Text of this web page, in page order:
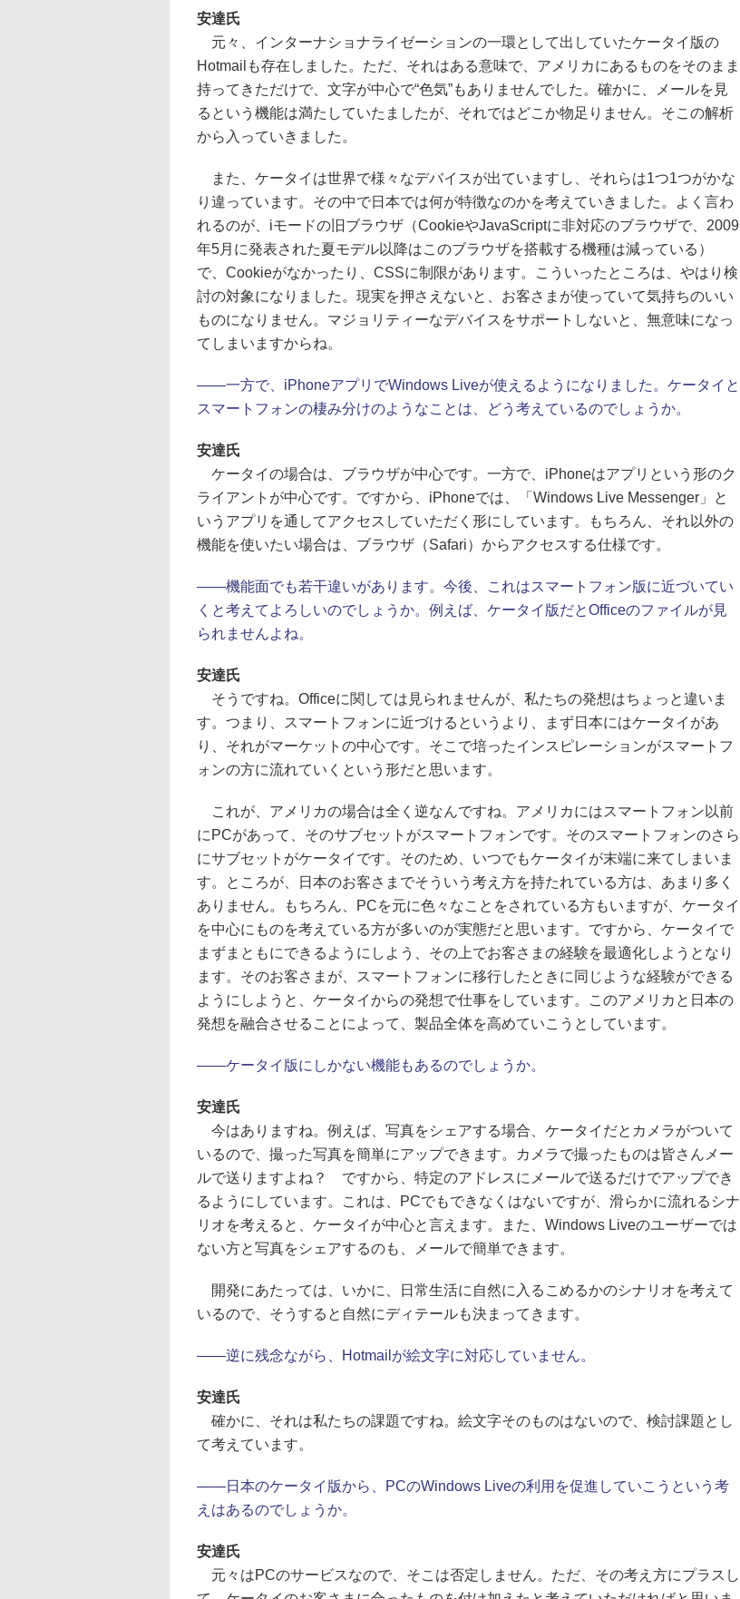
安達氏
元々、インターナショナライゼーションの一環として出していたケータイ版の
Hotmailも存在しました。ただ、それはある意味で、アメリカにあるものをそのまま
持ってきただけで、文字が中心で“色気”もありませんでした。確かに、メールを見
るという機能は満たしていたましたが、それではどこか物足りません。そこの解析
から入っていきました。
また、ケータイは世界で様々なデバイスが出ていますし、それらは1つ1つがかな
り違っています。その中で日本では何が特徴なのかを考えていきました。よく言わ
れるのが、iモードの旧ブラウザ（CookieやJavaScriptに非対応のブラウザで、2009
年5月に発表された夏モデル以降はこのブラウザを搭載する機種は減っている）
で、Cookieがなかったり、CSSに制限があります。こういったところは、やはり検
討の対象になりました。現実を押さえないと、お客さまが使っていて気持ちのいい
ものになりません。マジョリティーなデバイスをサポートしないと、無意味になっ
てしまいますからね。
――一方で、iPhoneアプリでWindows Liveが使えるようになりました。ケータイと
スマートフォンの棲み分けのようなことは、どう考えているのでしょうか。
安達氏
ケータイの場合は、ブラウザが中心です。一方で、iPhoneはアプリという形のク
ライアントが中心です。ですから、iPhoneでは、「Windows Live Messenger」と
いうアプリを通してアクセスしていただく形にしています。もちろん、それ以外の
機能を使いたい場合は、ブラウザ（Safari）からアクセスする仕様です。
――機能面でも若干違いがあります。今後、これはスマートフォン版に近づいてい
くと考えてよろしいのでしょうか。例えば、ケータイ版だとOfficeのファイルが見
られませんよね。
安達氏
そうですね。Officeに関しては見られませんが、私たちの発想はちょっと違いま
す。つまり、スマートフォンに近づけるというより、まず日本にはケータイがあ
り、それがマーケットの中心です。そこで培ったインスピレーションがスマートフ
ォンの方に流れていくという形だと思います。
これが、アメリカの場合は全く逆なんですね。アメリカにはスマートフォン以前
にPCがあって、そのサブセットがスマートフォンです。そのスマートフォンのさら
にサブセットがケータイです。そのため、いつでもケータイが末端に来てしまいま
す。ところが、日本のお客さまでそういう考え方を持たれている方は、あまり多く
ありません。もちろん、PCを元に色々なことをされている方もいますが、ケータイ
を中心にものを考えている方が多いのが実態だと思います。ですから、ケータイで
まずまともにできるようにしよう、その上でお客さまの経験を最適化しようとなり
ます。そのお客さまが、スマートフォンに移行したときに同じような経験ができる
ようにしようと、ケータイからの発想で仕事をしています。このアメリカと日本の
発想を融合させることによって、製品全体を高めていこうとしています。
――ケータイ版にしかない機能もあるのでしょうか。
安達氏
今はありますね。例えば、写真をシェアする場合、ケータイだとカメラがついて
いるので、撮った写真を簡単にアップできます。カメラで撮ったものは皆さんメー
ルで送りますよね？ ですから、特定のアドレスにメールで送るだけでアップでき
るようにしています。これは、PCでもできなくはないですが、滑らかに流れるシナ
リオを考えると、ケータイが中心と言えます。また、Windows Liveのユーザーでは
ない方と写真をシェアするのも、メールで簡単できます。
開発にあたっては、いかに、日常生活に自然に入るこめるかのシナリオを考えて
いるので、そうすると自然にディテールも決まってきます。
――逆に残念ながら、Hotmailが絵文字に対応していません。
安達氏
確かに、それは私たちの課題ですね。絵文字そのものはないので、検討課題とし
て考えています。
――日本のケータイ版から、PCのWindows Liveの利用を促進していこうという考
えはあるのでしょうか。
安達氏
元々はPCのサービスなので、そこは否定しません。ただ、その考え方にプラスし